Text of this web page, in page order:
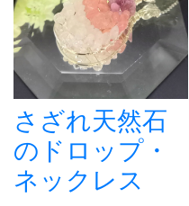
さざれ天然石
のドロップ・
ネックレス